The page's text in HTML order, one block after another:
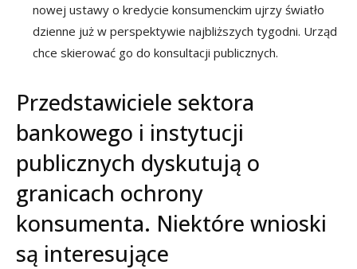
nowej ustawy o kredycie konsumenckim ujrzy światło
dzienne już w perspektywie najbliższych tygodni. Urząd
chce skierować go do konsultacji publicznych.
Przedstawiciele sektora
bankowego i instytucji
publicznych dyskutują o
granicach ochrony
konsumenta. Niektóre wnioski
są interesujące